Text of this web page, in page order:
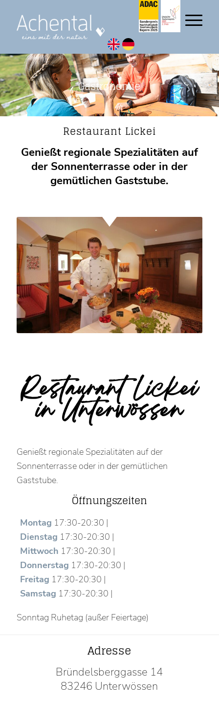
Gastronomie
Restaurant Lickei
Genießt regionale Spezialitäten auf
der Sonnenterrasse oder in der
gemütlichen Gaststube.
Restaurant Lickei
in Unterwössen
Genießt regionale Spezialitäten auf der
Sonnenterrasse oder in der gemütlichen
Gaststube.
Öffnungszeiten
Montag 17:30-20:30 |
Dienstag 17:30-20:30 |
Mittwoch 17:30-20:30 |
Donnerstag 17:30-20:30 |
Freitag 17:30-20:30 |
Samstag 17:30-20:30 |
Sonntag Ruhetag (außer Feiertage)
Adresse
Bründelsberggasse 14
83246 Unterwössen